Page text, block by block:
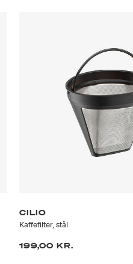
CILIO
Kaffefilter, stål
199,00 KR.